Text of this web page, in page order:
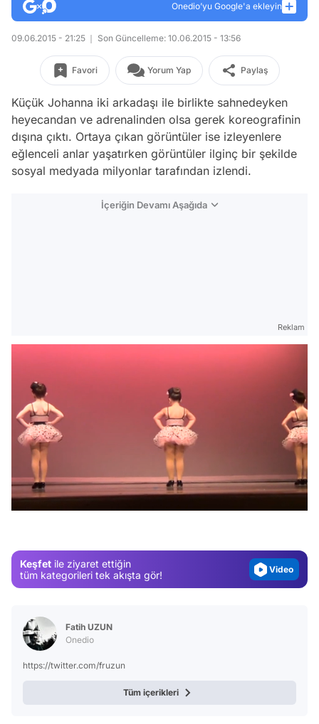
Onedio’yu Google'a ekleyin
09.06.2015 - 21:25 Son Güncelleme: 10.06.2015 - 13:56
Favori Yorum Yap Paylaş
Küçük Johanna iki arkadaşı ile birlikte sahnedeyken
heyecandan ve adrenalinden olsa gerek koreografinin
dışına çıktı. Ortaya çıkan görüntüler ise izleyenlere
eğlenceli anlar yaşatırken görüntüler ilginç bir şekilde
sosyal medyada milyonlar tarafından izlendi.
İçeriğin Devamı Aşağıda
Reklam
/
Keşfet ile ziyaret ettiğin
tüm kategorileri tek akışta gör!
Video
Test
Test
Fatih UZUN
Onedio
https://twitter.com/fruzun
Tüm içerikleri